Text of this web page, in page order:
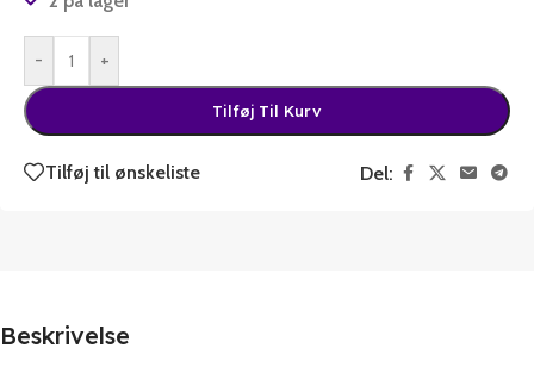
- +
Tilføj Til Kurv
Tilføj til ønskeliste Del:
Beskrivelse